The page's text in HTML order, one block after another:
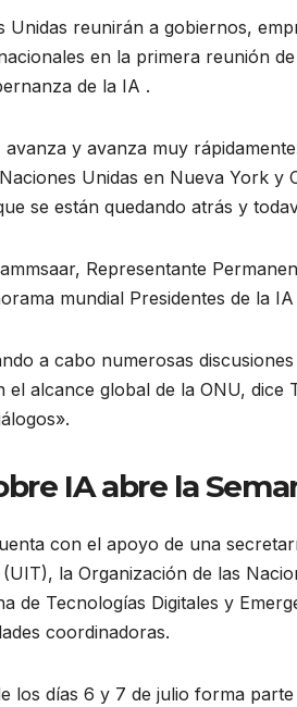
Unidas reunirán a gobiernos,
en la primera reunión
de la IA .
y avanza muy
Unidas en Nueva York y
se están quedando atrás y
Representante
mundial Presidentes de la
a cabo numerosas
el alcance global de la ONU,
IA abre la
con el apoyo de una
la Organización de las
de Tecnologías Digitales y
coordinadoras.
los días 6 y 7 de julio forma